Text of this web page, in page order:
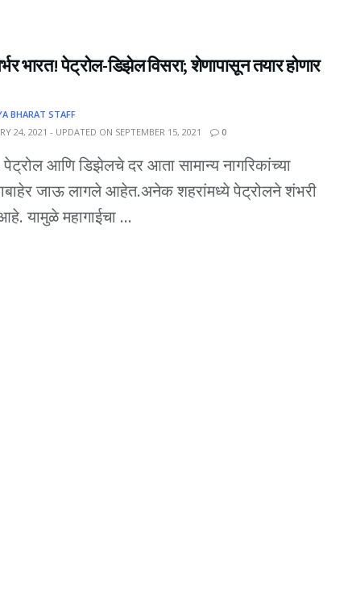
भारत! पेट्रोल-डिझेल विसरा; शेणापासून तयार होणार
BHARAT STAFF
24, 2021 - UPDATED ON SEPTEMBER 15, 2021
0
पेट्रोल आणि डिझेलचे दर आता सामान्य नागरिकांच्या
जाऊ लागले आहेत.अनेक शहरांमध्ये पेट्रोलने शंभरी
यामुळे महागाईचा ...